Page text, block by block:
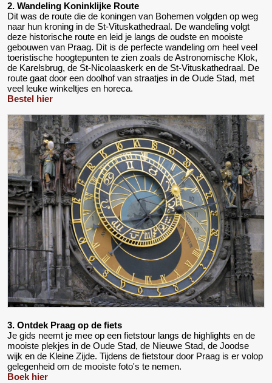
2. Wandeling Koninklijke Route
Dit was de route die de koningen van Bohemen volgden op weg
naar hun kroning in de St-Vituskathedraal. De wandeling volgt
deze historische route en leid je langs de oudste en mooiste
gebouwen van Praag. Dit is de perfecte wandeling om heel veel
toeristische hoogtepunten te zien zoals de Astronomische Klok,
de Karelsbrug, de St-Nicolaaskerk en de St-Vituskathedraal. De
route gaat door een doolhof van straatjes in de Oude Stad, met
veel leuke winkeltjes en horeca.
Bestel hier
3. Ontdek Praag op de fiets
Je gids neemt je mee op een fietstour langs de highlights en de
mooiste plekjes in de Oude Stad, de Nieuwe Stad, de Joodse
wijk en de Kleine Zijde. Tijdens de fietstour door Praag is er volop
gelegenheid om de mooiste foto's te nemen.
Boek hier